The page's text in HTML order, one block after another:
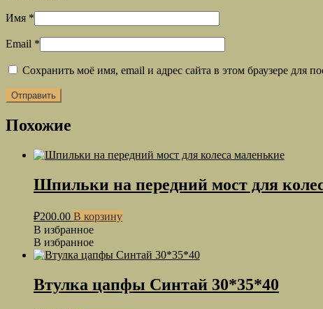
Имя *
Email *
Сохранить моё имя, email и адрес сайта в этом браузере для
Похожие
Шпильки на передний мост для
₽200.00 В корзину
В избранное
В избранное
Втулка цапфы Синтай 30*35*40